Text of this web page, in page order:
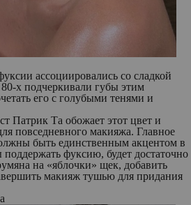
ассоциировались со сладкой
х подчеркивали губы этим
его с голубыми тенями и
Патрик Та обожает этот цвет и
повседневного макияжа. Главное
быть единственным акцентом в
фуксию, будет достаточно
на «яблочки» щек, добавить
макияж тушью для придания